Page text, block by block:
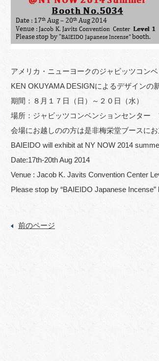
アメリカ・ニューヨークのジャビッツコン
KEN OKUYAMA DESIGNによるデザインの
期間：８月１７日（日）～２０日（水）
場所：ジャビッツコンベンションセンター
会場にお越しのの方は是非梅栄堂ブースにお
BAIEIDO will exhibit at NY NOW 2014
Date:17th-20th Aug 2014
Venue : Jacob K. Javits Convention Center
Please stop by “BAIEIDO Japanese Incense”
前のページ